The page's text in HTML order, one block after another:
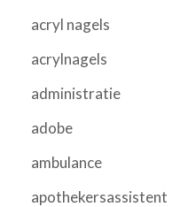
acryl nagels
acrylnagels
administratie
adobe
ambulance
apothekersassistent